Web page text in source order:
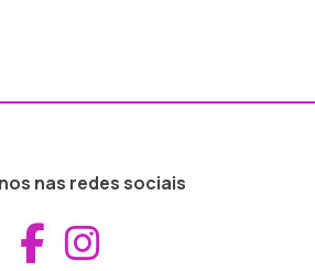
nas redes sociais
Aceder ao